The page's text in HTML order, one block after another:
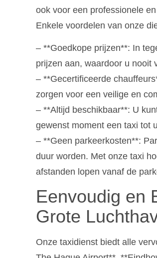
ook voor een professionele
Enkele voordelen van onze
– **Goedkope prijzen**: In
prijzen aan, waardoor u nooit
– **Gecertificeerde
zorgen voor een veilige en
– **Altijd beschikbaar**: U
gewenst moment een taxi tot
– **Geen parkeerkosten**:
duur worden. Met onze taxi
afstanden lopen vanaf de
Eenvoudig en
Grote
Onze taxidienst biedt alle